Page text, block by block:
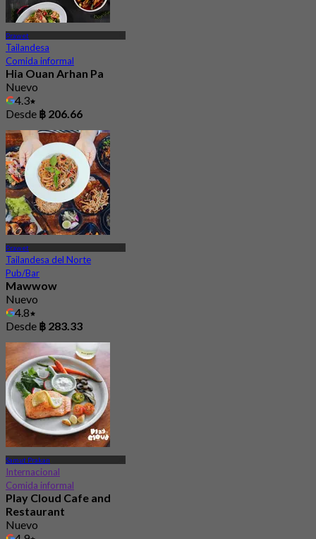
Prawet
Tailandesa
Comida informal
Hia Ouan Arhan Pa
Nuevo
4.3
Desde ฿ 206.66
Prawet
Tailandesa del Norte
Pub/Bar
Mawwow
Nuevo
4.8
Desde ฿ 283.33
Samut Prakan
Internacional
Comida informal
Play Cloud Cafe and
Restaurant
Nuevo